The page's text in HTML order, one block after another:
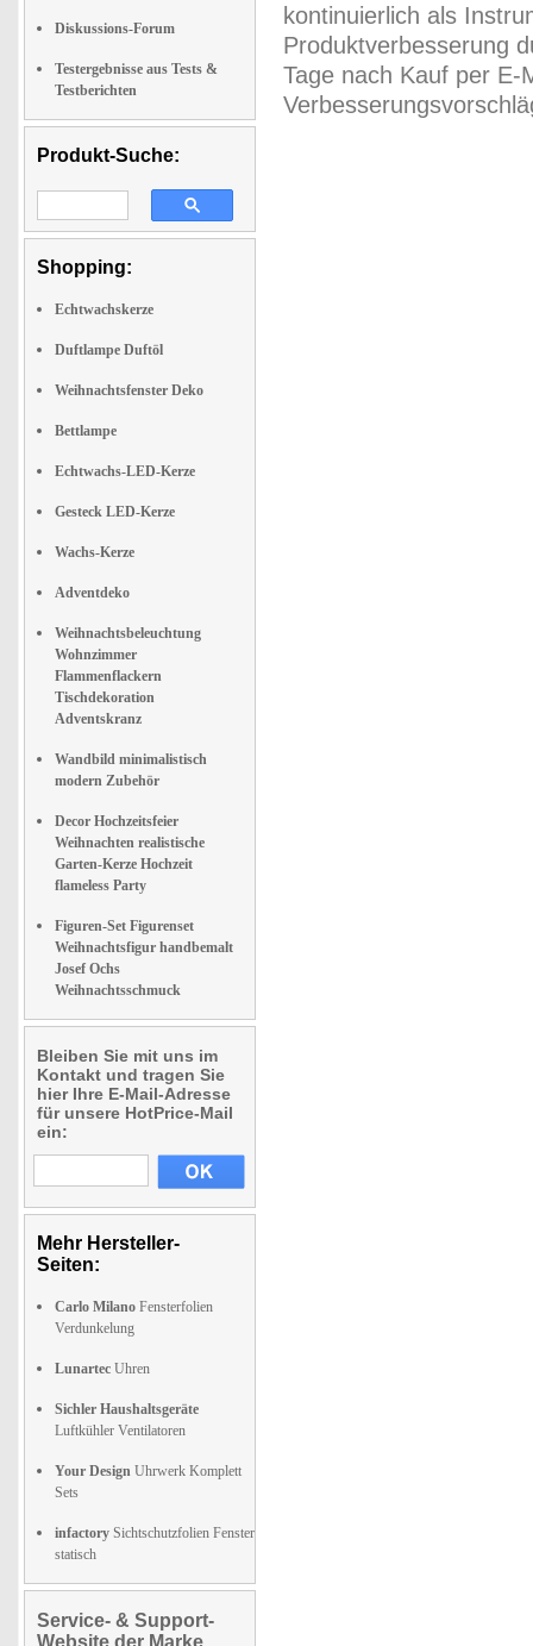
Diskussions-Forum
Testergebnisse aus Tests &
Testberichten
Produkt-Suche:
Shopping:
Echtwachskerze
Duftlampe Duftöl
Weihnachtsfenster Deko
Bettlampe
Echtwachs-LED-Kerze
Gesteck LED-Kerze
Wachs-Kerze
Adventdeko
Weihnachtsbeleuchtung
Wohnzimmer
Flammenflackern
Tischdekoration
Adventskranz
Wandbild minimalistisch
modern Zubehör
Decor Hochzeitsfeier
Weihnachten realistische
Garten-Kerze Hochzeit
flameless Party
Figuren-Set Figurenset
Weihnachtsfigur handbemalt
Josef Ochs
Weihnachtsschmuck
Bleiben Sie mit uns im
Kontakt und tragen Sie
hier Ihre E-Mail-Adresse
für unsere HotPrice-Mail
ein:
Mehr Hersteller-
Seiten:
Carlo Milano Fensterfolien
Verdunkelung
Lunartec Uhren
Sichler Haushaltsgeräte
Luftkühler Ventilatoren
Your Design Uhrwerk Komplett
Sets
infactory Sichtschutzfolien Fenster
statisch
Service- & Support-
Website der Marke
kontinuierlich als
Produktverbesserung
Tage nach Kauf per E-